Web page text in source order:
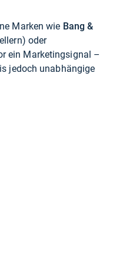
Marken wie Bang &
oder
ein Marketingsignal –
jedoch unabhängige